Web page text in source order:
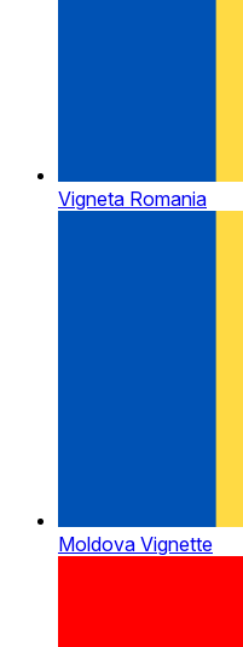
Vigneta Romania
Moldova Vignette